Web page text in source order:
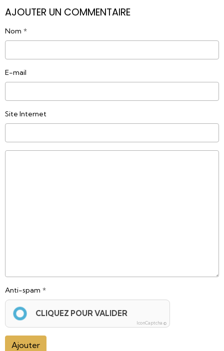
AJOUTER UN COMMENTAIRE
Nom
E-mail
Site Internet
Anti-spam
CLIQUEZ POUR VALIDER
IconCaptcha ©
Ajouter